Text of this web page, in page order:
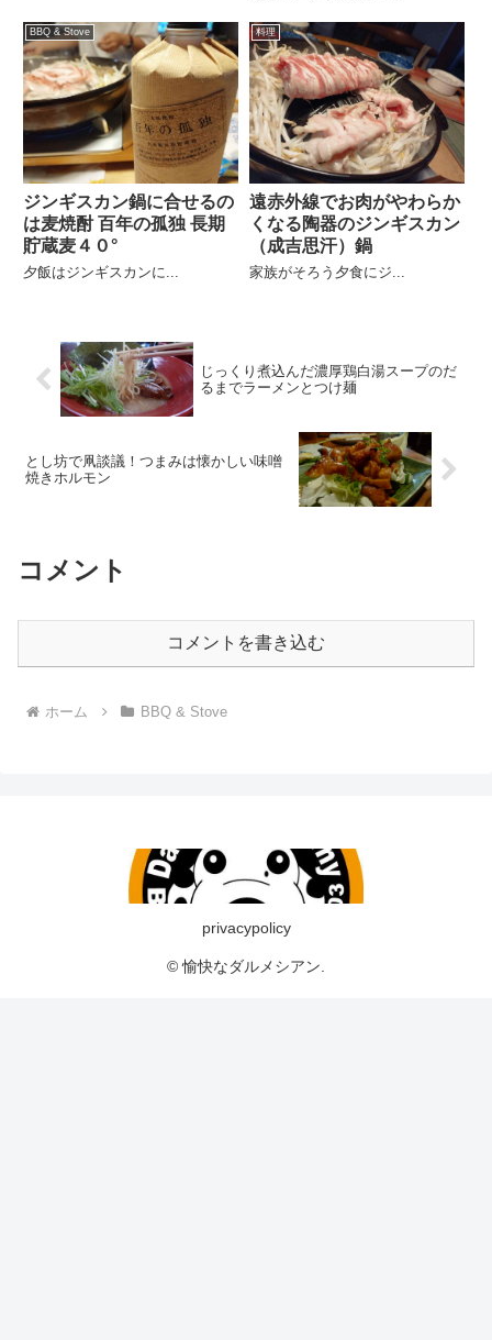
BBQ & Stove
ジンギスカン鍋に合せるの
は麦焼酎 百年の孤独 長期
貯蔵麦４０°
夕飯はジンギスカンに...
料理
遠赤外線でお肉がやわらか
くなる陶器のジンギスカン
（成吉思汗）鍋
家族がそろう夕食にジ...
じっくり煮込んだ濃厚鶏白湯スープのだ
るまでラーメンとつけ麺
とし坊で凧談議！つまみは懐かしい味噌
焼きホルモン
コメント
コメントを書き込む
ホーム BBQ & Stove
privacypolicy
© 愉快なダルメシアン.